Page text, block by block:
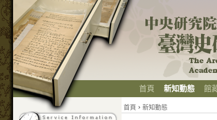
首頁 新知動態 館
首頁 › 新知動態